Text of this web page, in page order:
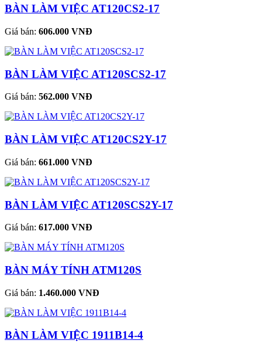
BÀN LÀM VIỆC AT120CS2-17
Giá bán: 606.000 VNĐ
BÀN LÀM VIỆC AT120SCS2-17
Giá bán: 562.000 VNĐ
BÀN LÀM VIỆC AT120CS2Y-17
Giá bán: 661.000 VNĐ
BÀN LÀM VIỆC AT120SCS2Y-17
Giá bán: 617.000 VNĐ
BÀN MÁY TÍNH ATM120S
Giá bán: 1.460.000 VNĐ
BÀN LÀM VIỆC 1911B14-4